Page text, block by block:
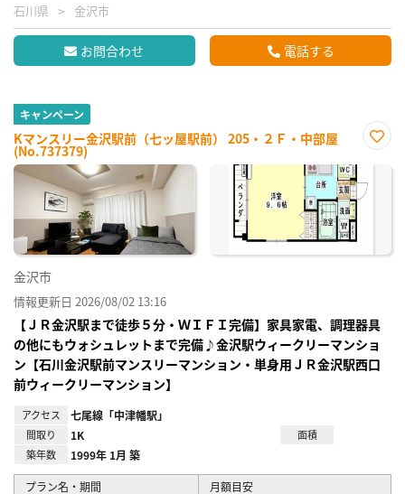
石川県 金沢市
お問合わせ 電話する
キャンペーン
Kマンスリー金沢駅前（七ッ屋駅前） 205・２Ｆ・中部屋
(No.737379)
に入
り登
録
金沢市
情報更新日 2026/08/02 13:16
【ＪＲ金沢駅まで徒歩５分・ＷＩＦＩ完備】家具家電、調理器具
の他にもウォシュレットまで完備♪金沢駅ウィークリーマンショ
ン【石川金沢駅前マンスリーマンション・単身用ＪＲ金沢駅西口
前ウィークリーマンション】
アクセス 七尾線「中津幡駅」
間取り 1K
面積
築年数
1999年 1月 築
プラン名・期間 月額目安